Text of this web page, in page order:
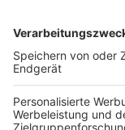
TOP-VEREINE